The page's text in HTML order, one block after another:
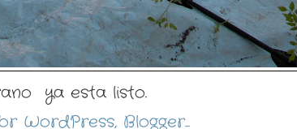
ya esta listo.